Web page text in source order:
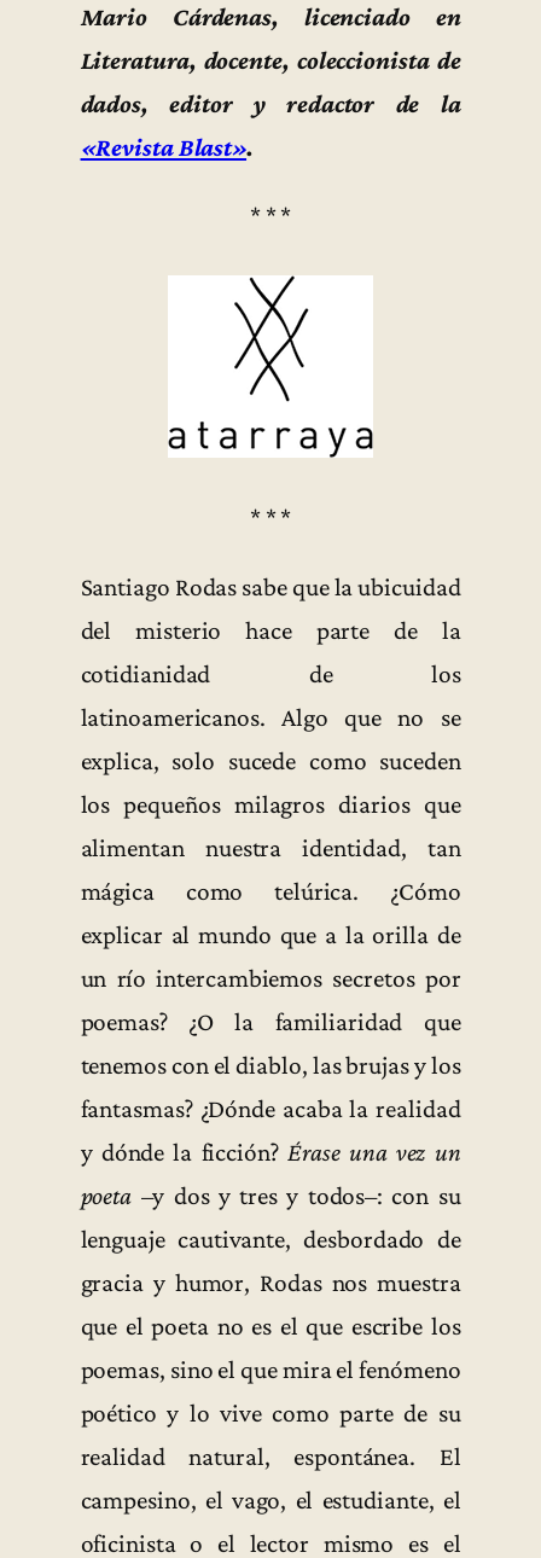
Mario Cárdenas, licenciado en
Literatura, docente, coleccionista de
dados, editor y redactor de la
«Revista Blast».
* * *
* * *
Santiago Rodas sabe que la ubicuidad
del misterio hace parte de la
cotidianidad de los
latinoamericanos. Algo que no se
explica, solo sucede como suceden
los pequeños milagros diarios que
alimentan nuestra identidad, tan
mágica como telúrica. ¿Cómo
explicar al mundo que a la orilla de
un río intercambiemos secretos por
poemas? ¿O la familiaridad que
tenemos con el diablo, las brujas y los
fantasmas? ¿Dónde acaba la realidad
y dónde la ficción? Érase una vez un
poeta –y dos y tres y todos–: con su
lenguaje cautivante, desbordado de
gracia y humor, Rodas nos muestra
que el poeta no es el que escribe los
poemas, sino el que mira el fenómeno
poético y lo vive como parte de su
realidad natural, espontánea. El
campesino, el vago, el estudiante, el
oficinista o el lector mismo es el